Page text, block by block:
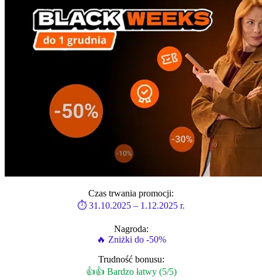
Czas trwania promocji:
⏱ 31.10.2025 – 1.12.2025 r.
Nagroda:
🔥 Zniżki do -50%
Trudność bonusu:
👍👍 Bardzo łatwy (5/5)